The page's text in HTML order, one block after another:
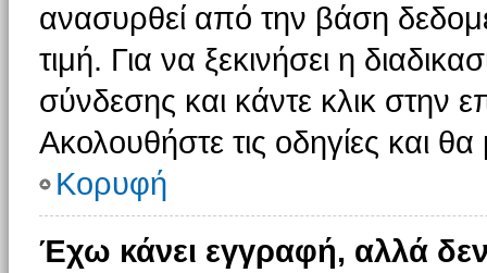
ανασυρθεί από την βάση
τιμή. Για να ξεκινήσει η
σύνδεσης και κάντε κλικ στην
Ακολουθήστε τις οδηγίες και
Κορυφή
Έχω κάνει εγγραφή, αλλά